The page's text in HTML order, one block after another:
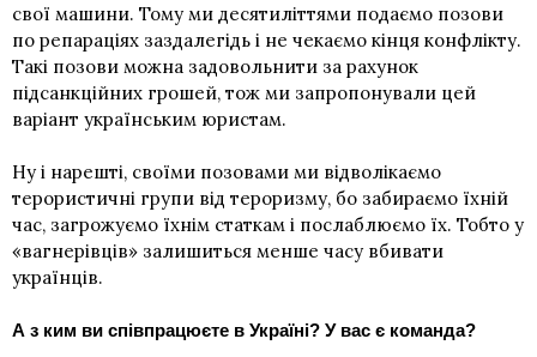
свої машини. Тому ми десятиліттями подаємо позови
по репараціях заздалегідь і не чекаємо кінця конфлікту.
Такі позови можна задовольнити за рахунок
підсанкційних грошей, тож ми запропонували цей
варіант українським юристам.
Ну і нарешті, своїми позовами ми відволікаємо
терористичні групи від тероризму, бо забираємо їхній
час, загрожуємо їхнім статкам і послаблюємо їх. Тобто у
«вагнерівців» залишиться менше часу вбивати
українців.
А з ким ви співпрацюєте в Україні? У вас є команда?